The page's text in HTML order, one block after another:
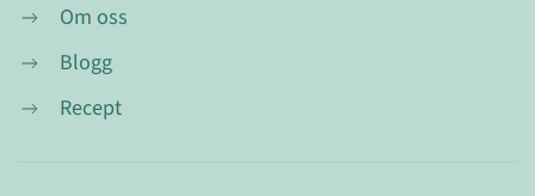
Om oss
Blogg
Recept